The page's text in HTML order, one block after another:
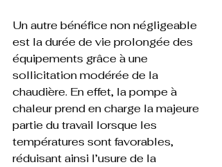
Un autre bénéfice non négligeable
est la durée de vie prolongée des
équipements grâce à une
sollicitation modérée de la
chaudière. En effet, la pompe à
chaleur prend en charge la majeure
partie du travail lorsque les
températures sont favorables,
réduisant ainsi l’usure de la